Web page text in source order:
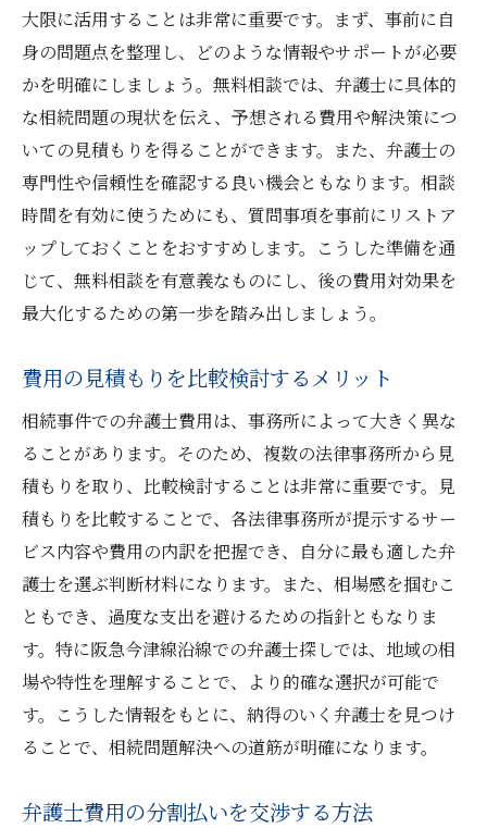
大限に活用することは非常に重要です。まず、事前に自
身の問題点を整理し、どのような情報やサポートが必要
かを明確にしましょう。無料相談では、弁護士に具体的
な相続問題の現状を伝え、予想される費用や解決策につ
いての見積もりを得ることができます。また、弁護士の
専門性や信頼性を確認する良い機会ともなります。相談
時間を有効に使うためにも、質問事項を事前にリストア
ップしておくことをおすすめします。こうした準備を通
じて、無料相談を有意義なものにし、後の費用対効果を
最大化するための第一歩を踏み出しましょう。
費用の見積もりを比較検討するメリット
相続事件での弁護士費用は、事務所によって大きく異な
ることがあります。そのため、複数の法律事務所から見
積もりを取り、比較検討することは非常に重要です。見
積もりを比較することで、各法律事務所が提示するサー
ビス内容や費用の内訳を把握でき、自分に最も適した弁
護士を選ぶ判断材料になります。また、相場感を掴むこ
ともでき、過度な支出を避けるための指針ともなりま
す。特に阪急今津線沿線での弁護士探しでは、地域の相
場や特性を理解することで、より的確な選択が可能で
す。こうした情報をもとに、納得のいく弁護士を見つけ
ることで、相続問題解決への道筋が明確になります。
弁護士費用の分割払いを交渉する方法